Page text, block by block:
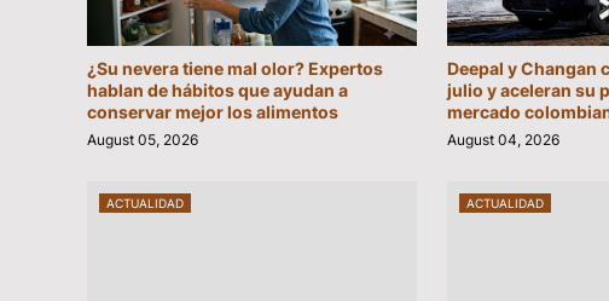
¿Su nevera tiene mal olor? Expertos
hablan de hábitos que ayudan a
conservar mejor los alimentos
August 05, 2026
Deepal y Changan
julio y aceleran su
mercado
August 04, 2026
ACTUALIDAD ACTUALIDAD